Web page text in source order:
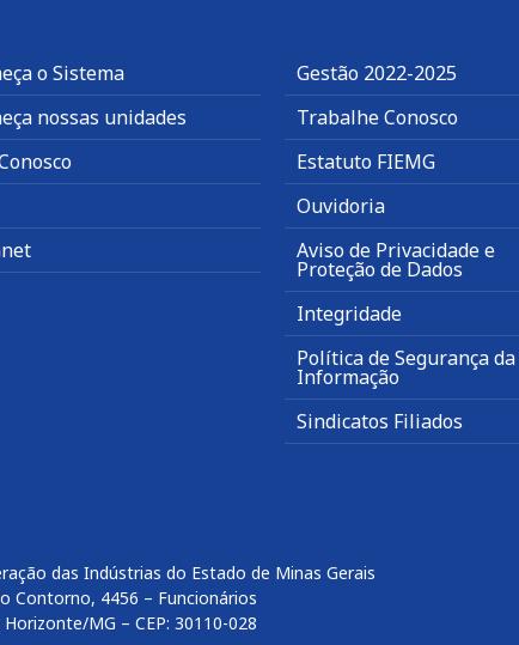
o Sistema
nossas unidades
Gestão 2022-2025
Trabalhe Conosco
Estatuto FIEMG
Ouvidoria
Aviso de Privacidade e
Proteção de Dados
Integridade
Política de Segurança da
Informação
Sindicatos Filiados
das Indústrias do Estado de Minas Gerais
Contorno, 4456 – Funcionários
Horizonte/MG – CEP: 30110-028